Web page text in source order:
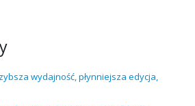
wydajność, płynniejsza edycja,